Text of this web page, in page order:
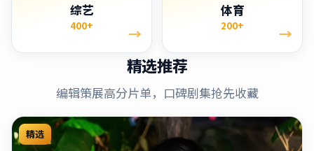
综艺
400+ →
体育
200+ →
精选推荐
编辑策展高分片单，口碑剧集抢先收藏
精选